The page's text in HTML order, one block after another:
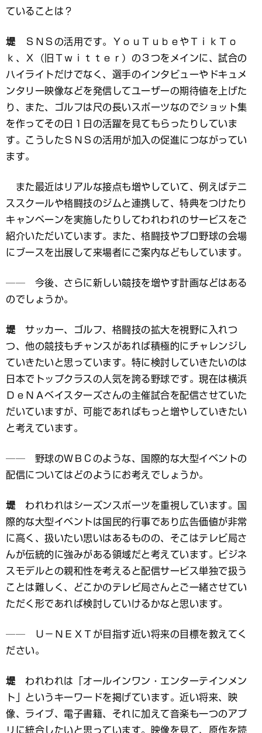
ていることは？
堤 ＳＮＳの活用です。ＹｏｕＴｕｂｅやＴｉｋＴｏ
ｋ、Ｘ（旧Ｔｗｉｔｔｅｒ）の３つをメインに、試合の
ハイライトだけでなく、選手のインタビューやドキュメ
ンタリー映像などを発信してユーザーの期待値を上げた
り、また、ゴルフは尺の長いスポーツなのでショット集
を作ってその日１日の活躍を見てもらったりしていま
す。こうしたＳＮＳの活用が加入の促進につながってい
ます。
また最近はリアルな接点も増やしていて、例えばテニ
ススクールや格闘技のジムと連携して、特典をつけたり
キャンペーンを実施したりしてわれわれのサービスをご
紹介いただいています。また、格闘技やプロ野球の会場
にブースを出展して来場者にご案内などもしています。
── 今後、さらに新しい競技を増やす計画などはある
のでしょうか。
堤 サッカー、ゴルフ、格闘技の拡大を視野に入れつ
つ、他の競技もチャンスがあれば積極的にチャレンジし
ていきたいと思っています。特に検討していきたいのは
日本でトップクラスの人気を誇る野球です。現在は横浜
ＤｅＮＡベイスターズさんの主催試合を配信させていた
だいていますが、可能であればもっと増やしていきたい
と考えています。
── 野球のＷＢＣのような、国際的な大型イベントの
配信についてはどのようにお考えでしょうか。
堤 われわれはシーズンスポーツを重視しています。国
際的な大型イベントは国民的行事であり広告価値が非常
に高く、扱いたい思いはあるものの、そこはテレビ局さ
んが伝統的に強みがある領域だと考えています。ビジネ
スモデルとの親和性を考えると配信サービス単独で扱う
ことは難しく、どこかのテレビ局さんとご一緒させてい
ただく形であれば検討していけるかなと思います。
── Ｕ－ＮＥＸＴが目指す近い将来の目標を教えてく
ださい。
堤 われわれは「オールインワン・エンターテインメン
ト」というキーワードを掲げています。近い将来、映
像、ライブ、電子書籍、それに加えて音楽も一つのアプ
リに統合したいと思っています。映像を見て、原作を読